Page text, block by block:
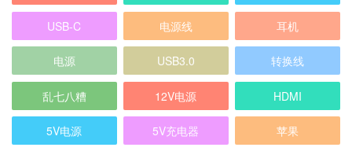
USB-C 电源线 耳机
电源 USB3.0 转换线
乱七八糟 12V电源 HDMI
5V电源 5V充电器 苹果